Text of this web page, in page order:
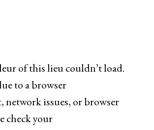
of this lieu couldn’t load.
to a browser
network issues, or browser
check your